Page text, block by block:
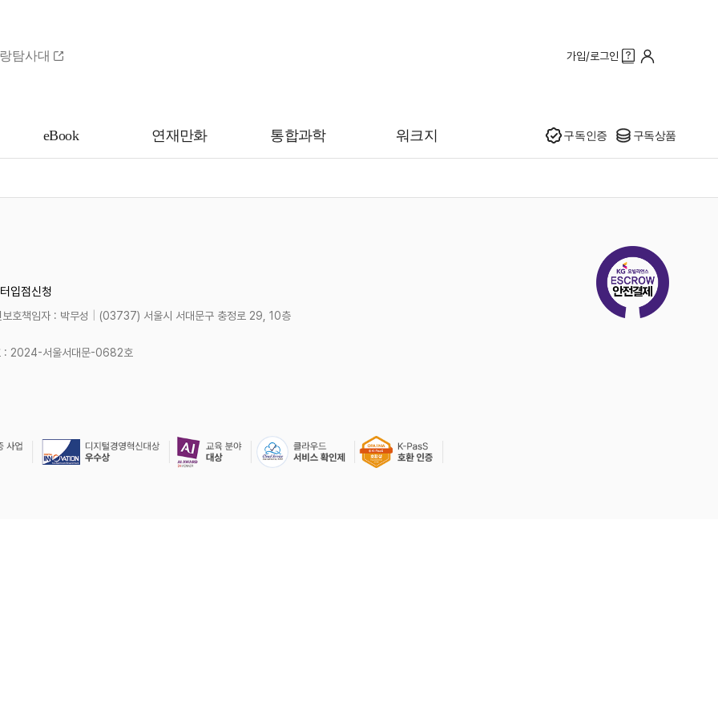
탐사대 가입/로그인
eBook 연재만화 통합과학 워크지 구독인증 구독상품
입점신청
호책임자 : 박무성 (03737) 서울시 서대문구 충정로 29, 10층
: 2024-서울서대문-0682호